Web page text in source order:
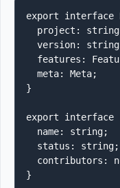
export interface
project:
version:
features:
  meta: Meta;
}
export interface
  name: string;
  status: string;
contributors:
}